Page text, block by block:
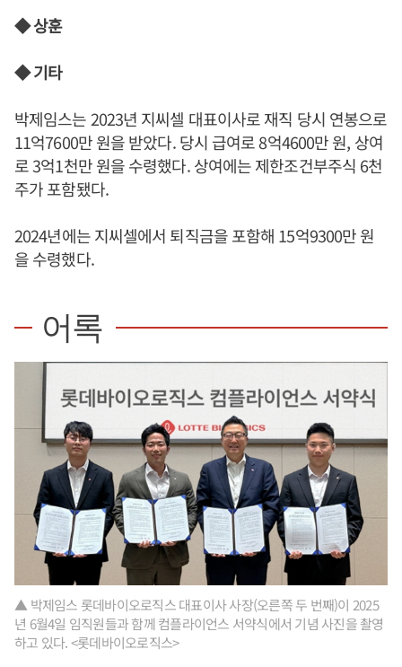
◆ 상훈
◆ 기타
박제임스는 2023년 지씨셀 대표이사로 재직 당시 연봉으로
11억7600만 원을 받았다. 당시 급여로 8억4600만 원, 상여
로 3억1천만 원을 수령했다. 상여에는 제한조건부주식 6천
주가 포함됐다.
2024년에는 지씨셀에서 퇴직금을 포함해 15억9300만 원
을 수령했다.
어록
▲ 박제임스 롯데바이오로직스 대표이사 사장(오른쪽 두 번째)이 2025
년 6월4일 임직원들과 함께 컴플라이언스 서약식에서 기념 사진을 촬영
하고 있다. <롯데바이오로직스>